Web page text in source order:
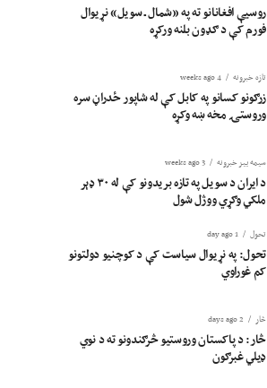
روسیې افغانانو ته په «شمال ـ سویل» نړیوال
فورم کې د ګډون بلنه ورکړه
تازه خبرونه 4 weeks ago
زرګونو کسانو په کابل کې له شاپور ځدراڼ سره
وروستۍ مخه ښه وکړه
سیمه ییز خبرونه 3 weeks ago
د ایران د سویل په تازه بریدونو کې له ۳۰ ډېر
ملکي وګړي ووژل شول
تحول 1 day ago
تحول: په نړیوال سیاست کې د کوچنیو دولتونو
کم غوراوي
څار 2 days ago
څار: د پاکستان وروستیو څرګندونو ته د نوي
ډیلي غبرګون